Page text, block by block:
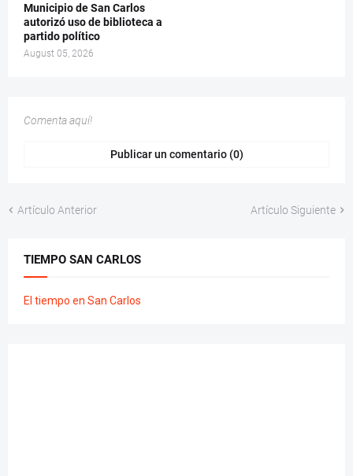
Municipio de San Carlos
autorizó uso de biblioteca a
partido político
August 05, 2026
Comenta aquí!
Publicar un comentario (0)
Artículo Anterior Artículo Siguiente
TIEMPO SAN CARLOS
El tiempo en San Carlos